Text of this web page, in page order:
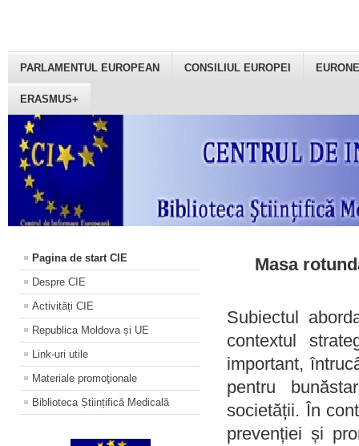
PARLAMENTUL EUROPEAN CONSILIUL EUROPEI
ERASMUS+
Pagina de start CIE
Despre CIE
Activități CIE
Republica Moldova și UE
Link-uri utile
Materiale promoţionale
Biblioteca Științifică Medicală
Masa
Subiectul
contextul
important,
pentru
societății. În
prevenției și